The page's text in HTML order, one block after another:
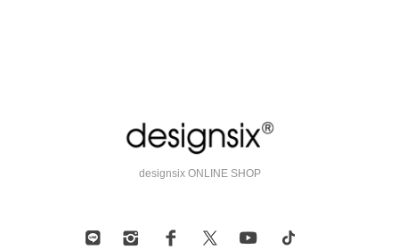
designsix ONLINE SHOP